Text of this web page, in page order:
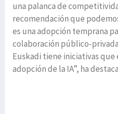
una palanca de
recomendación que
es una adopción temprana
colaboración público-
Euskadi tiene iniciativas
adopción de la IA”, ha